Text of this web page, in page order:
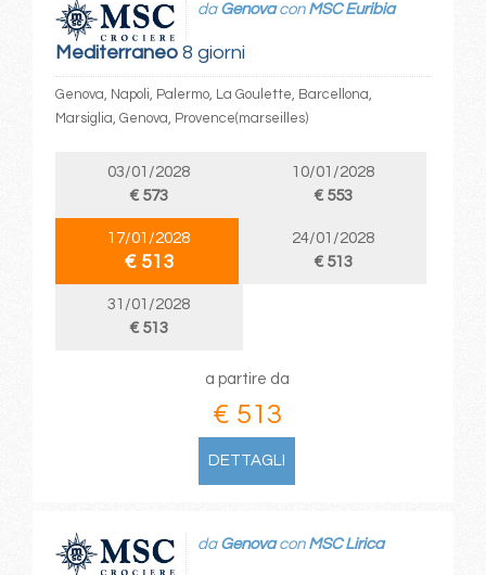
Mediterraneo8 giorni
da Genovacon MSC Euribia
Genova, Napoli, Palermo, La Goulette, Barcellona,
Marsiglia, Genova, Provence(marseilles)
03/01/2028
€ 573
10/01/2028
€ 553
17/01/2028
€ 513
24/01/2028
€ 513
31/01/2028
€ 513
a partire da
€ 513
DETTAGLI
da Genovacon MSC Lirica